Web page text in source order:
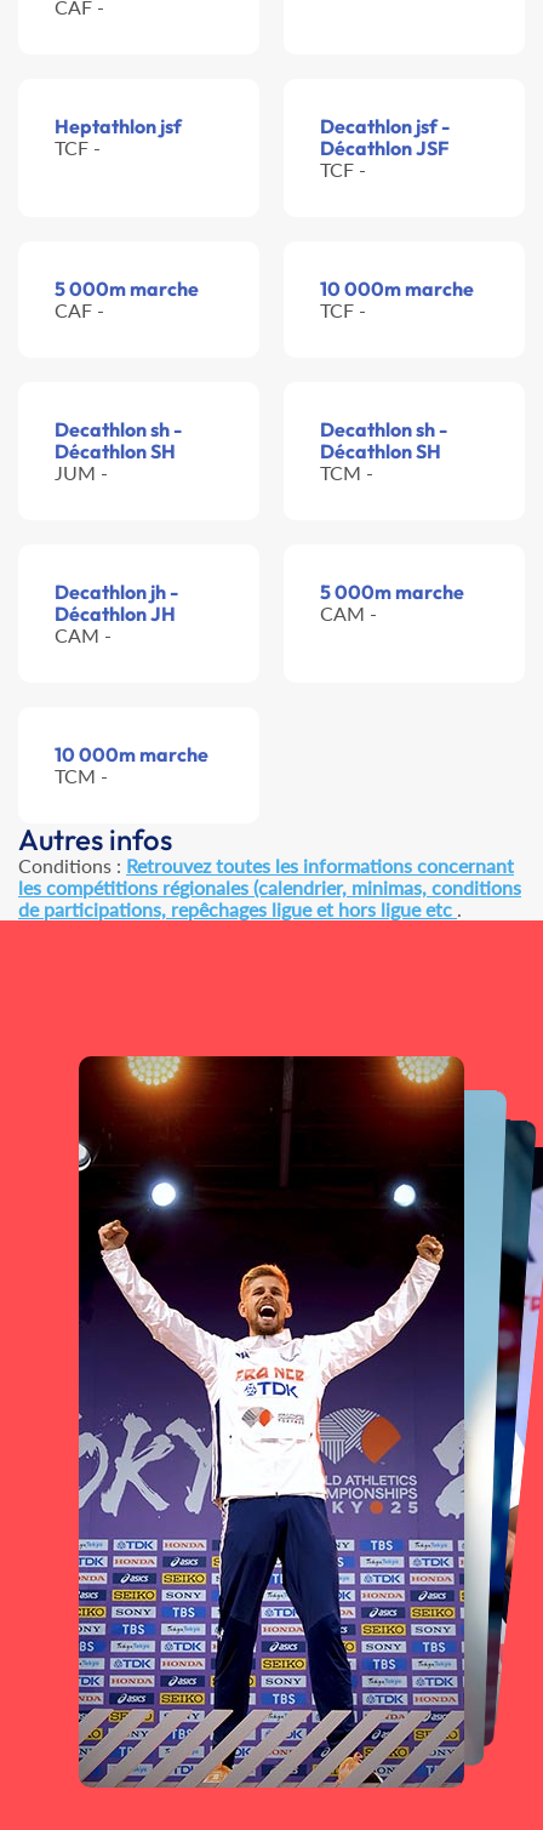
CAF -
Heptathlon jsf
TCF -
Decathlon jsf -
Décathlon JSF
TCF -
5 000m marche
CAF -
10 000m marche
TCF -
Decathlon sh -
Décathlon SH
JUM -
Decathlon sh -
Décathlon SH
TCM -
Decathlon jh -
Décathlon JH
CAM -
5 000m marche
CAM -
10 000m marche
TCM -
Autres infos
Conditions : Retrouvez toutes les informations concernant
les compétitions régionales (calendrier, minimas, conditions
de participations, repêchages ligue et hors ligue etc .